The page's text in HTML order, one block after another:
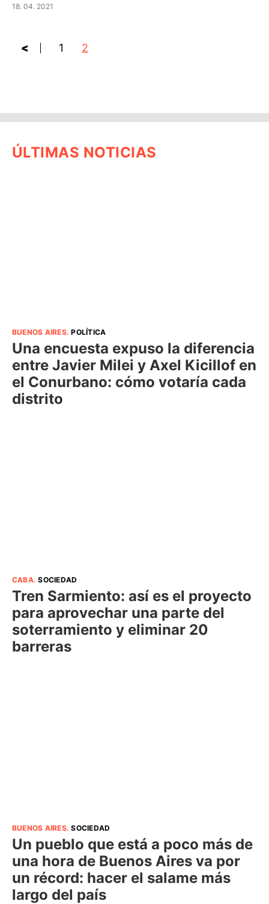
18. 04. 2021
< 1 2
ÚLTIMAS NOTICIAS
BUENOS AIRES.POLÍTICA
Una encuesta expuso la diferencia
entre Javier Milei y Axel Kicillof en
el Conurbano: cómo votaría cada
distrito
CABA.SOCIEDAD
Tren Sarmiento: así es el proyecto
para aprovechar una parte del
soterramiento y eliminar 20
barreras
BUENOS AIRES.SOCIEDAD
Un pueblo que está a poco más de
una hora de Buenos Aires va por
un récord: hacer el salame más
largo del país